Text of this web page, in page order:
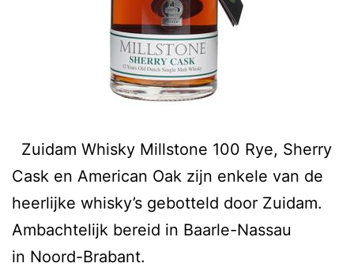
Zuidam Whisky Millstone 100 Rye, Sherry
Cask en American Oak zijn enkele van de
heerlijke whisky’s gebotteld door Zuidam.
Ambachtelijk bereid in Baarle-Nassau
in Noord-Brabant.